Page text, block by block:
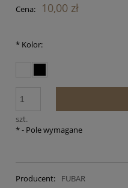
Cena: 10,00 zł
* Kolor:
szt.
*- Pole wymagane
Producent:
FUBAR